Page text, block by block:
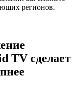
регионов.
TV сделает